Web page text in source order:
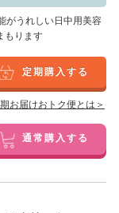
がうれしい日中用美容
もります
定期購入する
お届けおトク便とは＞
通常購入する